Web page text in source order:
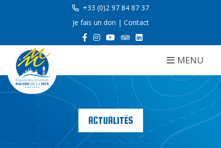
+33 (0)2 97 84 87 37
Je fais un don | Contact
MENU
ACTUALITÉS